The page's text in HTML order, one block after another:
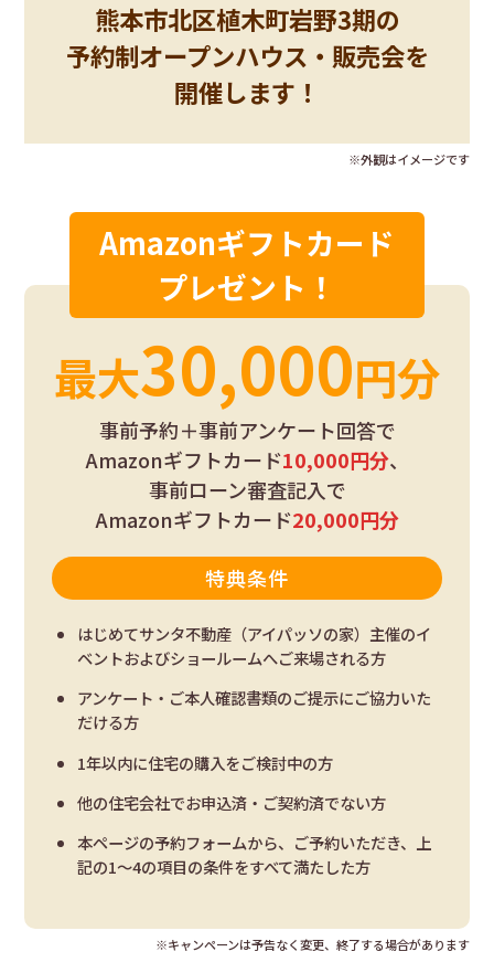
熊本市北区植木町岩野3期の
予約制オープンハウス・販売会を
開催します！
※外観はイメージです
Amazonギフトカード
プレゼント！
最大30,000円分
事前予約＋事前アンケート回答で
Amazonギフトカード10,000円分、
事前ローン審査記入で
Amazonギフトカード20,000円分
特典条件
はじめてサンタ不動産（アイパッソの家）主催のイ
ベントおよびショールームへご来場される方
アンケート・ご本人確認書類のご提示にご協力いた
だける方
1年以内に住宅の購入をご検討中の方
他の住宅会社でお申込済・ご契約済でない方
本ページの予約フォームから、ご予約いただき、上
記の1～4の項目の条件をすべて満たした方
※キャンペーンは予告なく変更、終了する場合があります